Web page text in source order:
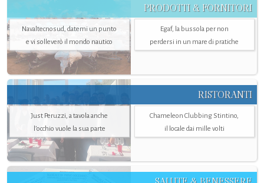
PRODOTTI & FORNITORI
Navaltecnosud, datemi un punto
e vi solleverò il mondo nautico
Egaf, la bussola per non
perdersi in un mare di pratiche
RISTORANTI
Just Peruzzi, a tavola anche
l’occhio vuole la sua parte
Chameleon Clubbing Stintino,
il locale dai mille volti